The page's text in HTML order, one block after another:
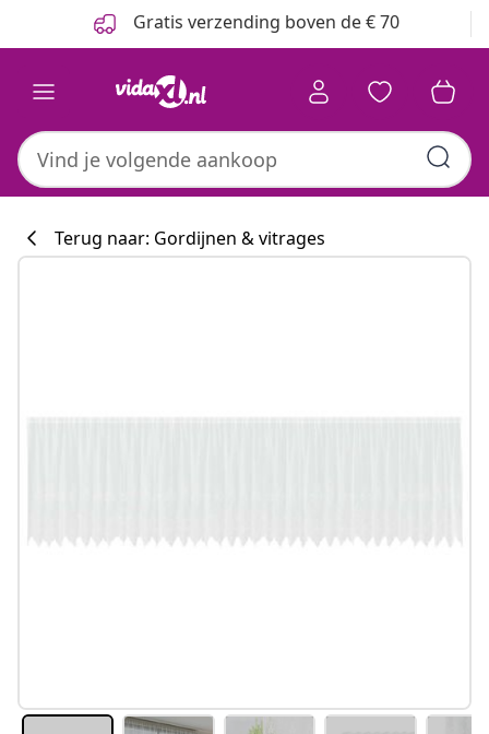
Gratis verzending boven de € 70
Terug naar: Gordijnen & vitrages